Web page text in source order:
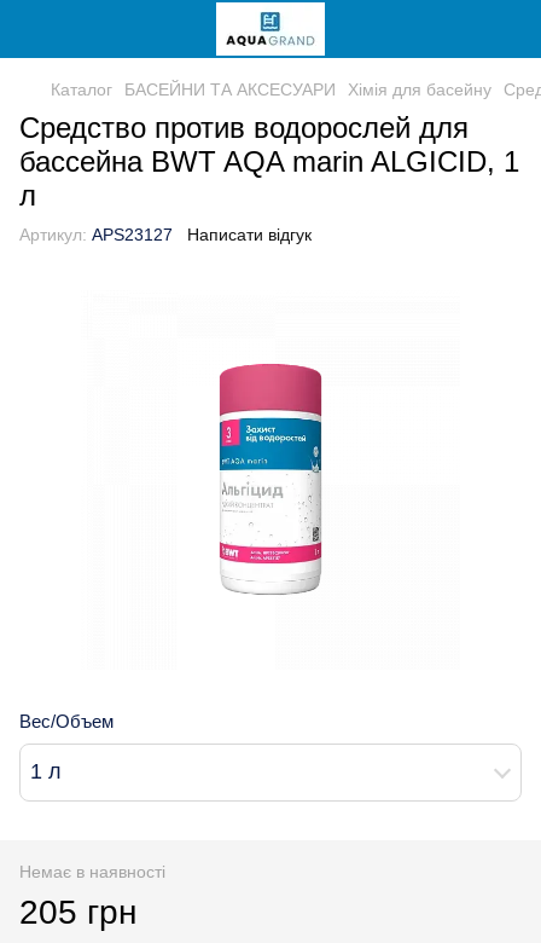
Каталог БАСЕЙНИ ТА АКСЕСУАРИ Хімія для басейну
Средство против водорослей для
бассейна BWT AQA marin ALGICID, 1
л
Артикул: APS23127 Написати відгук
Вес/Объем
1 л
Немає в наявності
205 грн